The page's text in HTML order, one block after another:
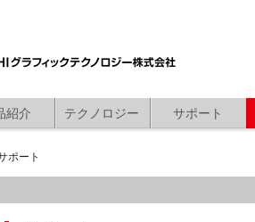
紹介 テクノロジー サポート
ポート